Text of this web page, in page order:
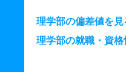
理学部の偏差値を見
理学部の就職・資格